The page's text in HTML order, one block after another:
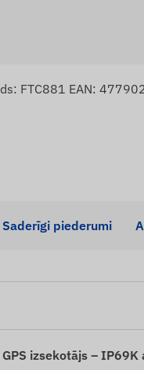
FTC881 EAN:
Saderīgi piederumi
GPS izsekotājs –